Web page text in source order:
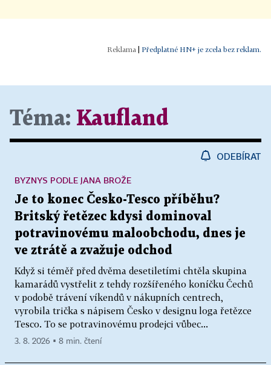
Předplatné HN+ je zcela bez reklam.
Téma: Kaufland
ODEBÍRAT
Je to konec Česko-Tesco příběhu?
Britský řetězec kdysi dominoval
potravinovému maloobchodu, dnes je
ve ztrátě a zvažuje odchod
Když si téměř před dvěma desetiletími chtěla skupina
kamarádů vystřelit z tehdy rozšířeného koníčku Čechů
v podobě trávení víkendů v nákupních centrech,
vyrobila trička s nápisem Česko v designu loga řetězce
Tesco. To se potravinovému prodejci vůbec...
BYZNYS PODLE JANA BROŽE
3. 8. 2026 ▪ 8 min. čtení